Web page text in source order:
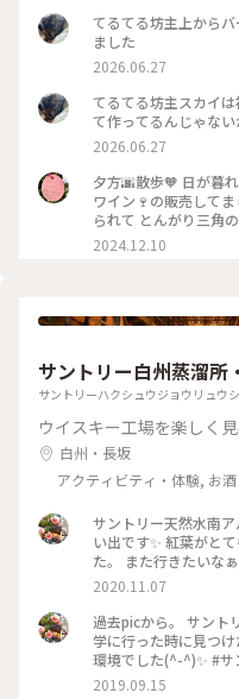
てるてる坊主上から
ました
2026.06.27
てるてる坊主スカイ
て作ってるんじゃな
2026.06.27
夕方🌆散歩🧡 日が暮れる時間帯を惜しみながら散歩🎵 11月は
ワイン🍷の販売してました😊 夕方5時には路地
られて とんがり三角
に💛🧡💛 今ごろはこちらの【ピーマン通り】、クリスマス🎄
の 飾り❇️やイルミネー
よ♡ #ベストトリップ2024 #ぽかぽか#クラシカルな街 #らん
ト #八ヶ岳
2024.12.10
サントリー白州蒸溜所
南アルプス白州工場（
サントリーハクシュウジョウリュウ
ウイスキー工場を楽しく
白州・長坂
アクティビティ・体験, お酒
サントリー天然水南
い出です✨ 紅葉がと
た。 また行きたいな
天然水南アルプス白
水 #南アルプス天然
#旅の思い出
2020.11.07
過去picから。 サント
学に行った時に見つ
環境でした(^-^)✨ #サ
白州工場 #天然水南ア
2019.09.15